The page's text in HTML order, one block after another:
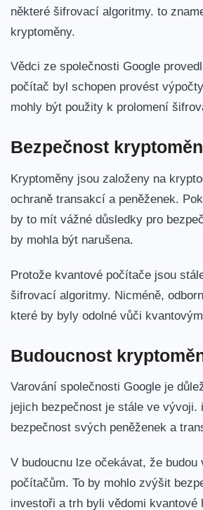
některé šifrovací ​algoritmy. to
‍kryptoměny.
Vědci ze ‌společnosti Google
⁢počítač byl schopen provést
mohly být použity k prolomení
Bezpečnost kryptoměn
Kryptoměny jsou⁤ založeny na
ochraně transakcí a ⁤peněženek.
by to mít vážné důsledky pro
‌by mohla být narušena.
Protože kvantové počítače ⁣jsou
⁣šifrovací algoritmy. Nicméně,
které ⁤by byly odolné vůči
Budoucnost
Varování společnosti Google je
jejich‌ bezpečnost je stále ve
bezpečnost svých peněženek a
V budoucnu lze očekávat, ​že
počítačům. To by mohlo‍ zvýšit⁣
investoři a‍ trh byli vědomi